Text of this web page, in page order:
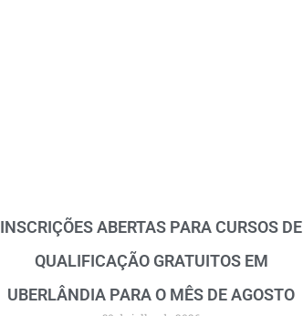
INSCRIÇÕES ABERTAS PARA CURSOS DE
QUALIFICAÇÃO GRATUITOS EM
UBERLÂNDIA PARA O MÊS DE AGOSTO